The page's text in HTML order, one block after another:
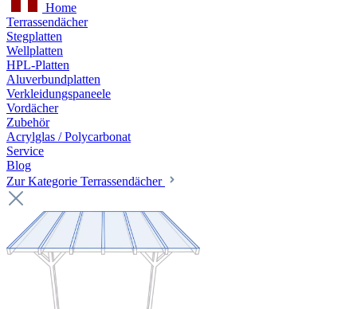
Home
Terrassendächer
Stegplatten
Wellplatten
HPL-Platten
Aluverbundplatten
Verkleidungspaneele
Vordächer
Zubehör
Acrylglas / Polycarbonat
Service
Blog
Zur Kategorie Terrassendächer